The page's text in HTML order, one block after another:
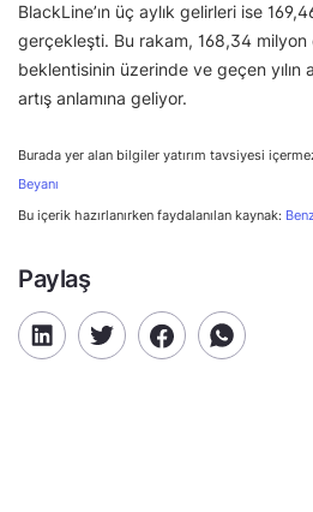
BlackLine’ın üç aylık gelirleri ise
gerçekleşti. Bu rakam, 168,34 milyon
beklentisinin üzerinde ve geçen yılın
artış anlamına geliyor.
Burada yer alan bilgiler yatırım tavsiyesi
Beyanı
Bu içerik hazırlanırken faydalanılan kaynak:
Paylaş